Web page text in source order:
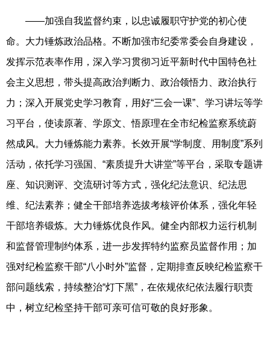
——加强自我监督约束，以忠诚履职守护党的初心使
命。大力锤炼政治品格。不断加强市纪委常委会自身建设，
发挥示范表率作用，深入学习贯彻习近平新时代中国特色社
会主义思想，带头提高政治判断力、政治领悟力、政治执行
力；深入开展党史学习教育，用好“三会一课”、学习讲坛等学
习平台，使读原著、学原文、悟原理在全市纪检监察系统蔚
然成风。大力锤炼能力素养。长效开展“学制度、用制度”系列
活动，依托学习强国、“素质提升大讲堂”等平台，采取专题讲
座、知识测评、交流研讨等方式，强化纪法意识、纪法思
维、纪法素养；健全干部培养选拔考核评价体系，强化年轻
干部培养锻炼。大力锤炼优良作风。健全内部权力运行机制
和监督管理制约体系，进一步发挥特约监察员监督作用；加
强对纪检监察干部“八小时外”监督，定期排查反映纪检监察干
部问题线索，持续整治“灯下黑”，在依规依纪依法履行职责
中，树立纪检坚持干部可亲可信可敬的良好形象。